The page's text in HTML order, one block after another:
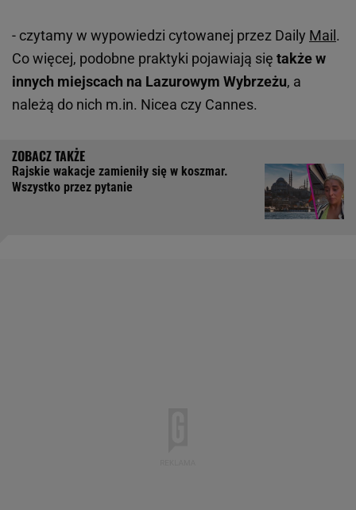
- czytamy w wypowiedzi cytowanej przez Daily Mail.
Co więcej, podobne praktyki pojawiają się także w
innych miejscach na Lazurowym Wybrzeżu, a
należą do nich m.in. Nicea czy Cannes.
Rajskie wakacje zamieniły się w koszmar.
Wszystko przez pytanie